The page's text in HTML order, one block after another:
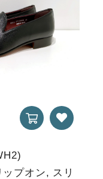
プオン, スリ